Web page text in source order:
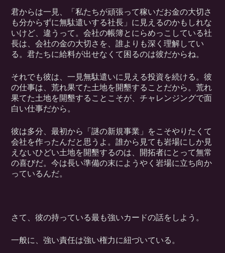
君からは一見、「私たちが頑張って稼いだお金の大切さ
も分からずに無駄遣いする社長」に見えるのかもしれな
いけど、違うって。会社の帳簿とにらめっこしている社
長は、会社の金の大切さを、誰よりも深く理解してい
る。君たちに給料が出せなくて困るのは彼だからね。
それでも彼は、一見無駄遣いに見える投資を続ける。彼
の仕事は、荒れ果てた土地を開墾することだから。荒れ
果てた土地を開墾することこそが、チャレンジングで面
白い仕事だから。
彼は多分、最初から「謎の新規事業」をこそやりたくて
会社を作ったんだと思うよ。誰から見ても岩場にしか見
えないひどい土地を開墾するのは、開拓者にとって無常
の喜びだ。今は長い準備の末にようやく岩場に立ち向か
っているんだ。
さて、彼の持っている最も強いカードの話をしよう。
一般に、強い責任は強い権力に紐づいている。